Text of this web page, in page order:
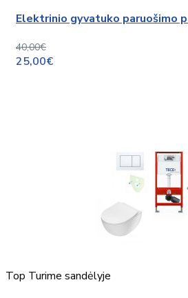
Elektrinio gyvatuko paruošimo
40,00€
25,00€
Top Turime sandėlyje